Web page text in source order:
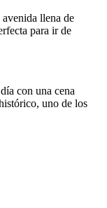
llena de
para ir de
con una cena
uno de los